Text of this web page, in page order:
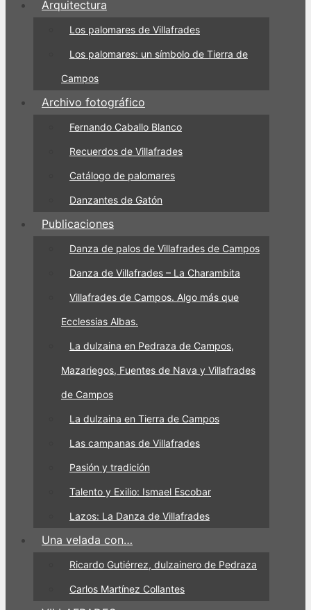
Arquitectura
Los palomares de Villafrades
Los palomares: un símbolo de Tierra de
Campos
Archivo fotográfico
Fernando Caballo Blanco
Recuerdos de Villafrades
Catálogo de palomares
Danzantes de Gatón
Publicaciones
Danza de palos de Villafrades de Campos
Danza de Villafrades – La Charambita
Villafrades de Campos. Algo más que
Ecclessias Albas.
La dulzaina en Pedraza de Campos,
Mazariegos, Fuentes de Nava y Villafrades
de Campos
La dulzaina en Tierra de Campos
Las campanas de Villafrades
Pasión y tradición
Talento y Exilio: Ismael Escobar
Lazos: La Danza de Villafrades
Una velada con…
Ricardo Gutiérrez, dulzainero de Pedraza
Carlos Martínez Collantes